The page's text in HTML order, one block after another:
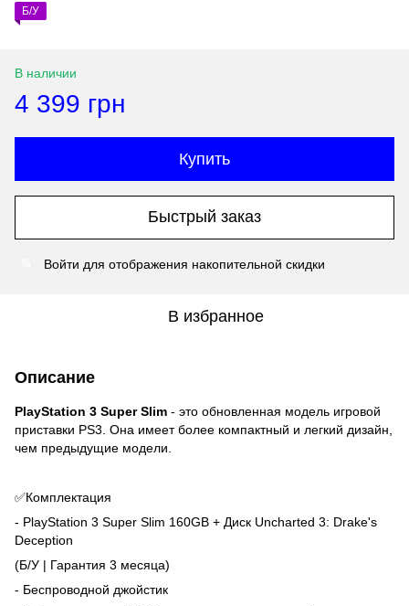
Б/У
В наличии
4 399 грн
Купить
Быстрый заказ
Войти для отображения накопительной скидки
В избранное
Описание
PlayStation 3 Super Slim - это обновленная модель игровой
приставки PS3. Она имеет более компактный и легкий дизайн,
чем предыдущие модели.
✅Комплектация
- PlayStation 3 Super Slim 160GB + Диск Uncharted 3: Drake's
Deception
(Б/У | Гарантия 3 месяца)
- Беспроводной джойстик